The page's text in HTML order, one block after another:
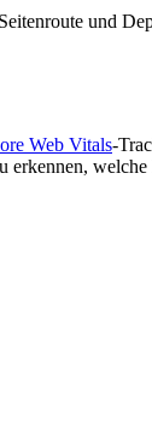
und
Web Vitals-